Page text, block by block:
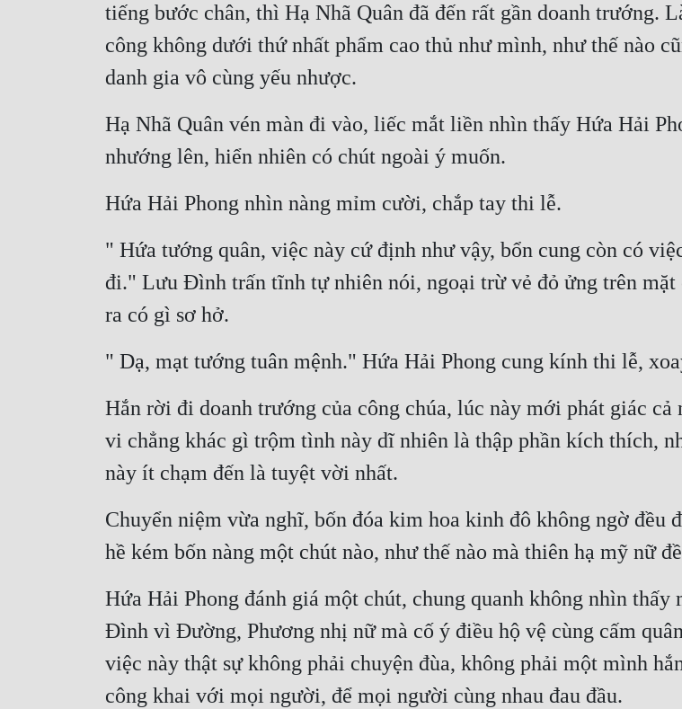
tiếng bước chân, thì Hạ Nhã Quân đã đến rất gần doanh trướng.
công không dưới thứ nhất phẩm cao thủ như mình, như thế nào
danh gia vô cùng yếu nhược.
Hạ Nhã Quân vén màn đi vào, liếc mắt liền nhìn thấy Hứa Hải
nhướng lên, hiển nhiên có chút ngoài ý muốn.
Hứa Hải Phong nhìn nàng mỉm cười, chắp tay thi lễ.
" Hứa tướng quân, việc này cứ định như vậy, bổn cung còn có
đi." Lưu Đình trấn tĩnh tự nhiên nói, ngoại trừ vẻ đỏ ửng trên
ra có gì sơ hở.
" Dạ, mạt tướng tuân mệnh." Hứa Hải Phong cung kính thi lễ,
Hắn rời đi doanh trướng của công chúa, lúc này mới phát giác
vi chẳng khác gì trộm tình này dĩ nhiên là thập phần kích thích,
này ít chạm đến là tuyệt vời nhất.
Chuyển niệm vừa nghĩ, bốn đóa kim hoa kinh đô không ngờ đều
hề kém bốn nàng một chút nào, như thế nào mà thiên hạ mỹ nữ
Hứa Hải Phong đánh giá một chút, chung quanh không nhìn
Đình vì Đường, Phương nhị nữ mà cố ý điều hộ vệ cùng cấm
việc này thật sự không phải chuyện đùa, không phải một mình
công khai với mọi người, để mọi người cùng nhau đau đầu.